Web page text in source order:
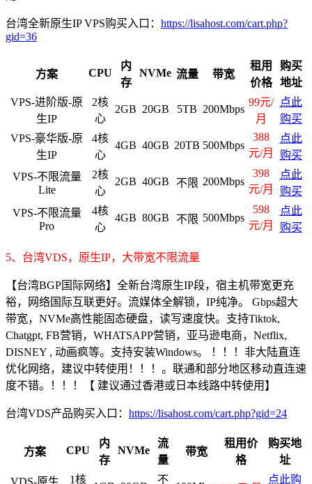
台湾全新原生IP VPS购买入口： https://lisahost.com/cart.php?
gid=36
方案 CPU
内
存
NVMe 流量 带宽
租用
价格
购买
地址
VPS-进阶版-原
生IP
2核
心
2GB 20GB 5TB 200Mbps
99元/
月
点此
购买
VPS-豪华版-原
生IP
4核
心
4GB 40GB 20TB 500Mbps
388
元/月
点此
购买
VPS-不限流量
Lite
2核
心
2GB 40GB 不限 200Mbps
398
元/月
点此
购买
VPS-不限流量
Pro
4核
心
4GB 80GB 不限 500Mbps
598
元/月
点此
购买
5、台湾VDS，原生IP，大带宽不限流量
【台湾BGP国际网络】全新台湾原生IP段，宿主机带宽更充
裕，网络国际互联更好。流媒体全解锁，IP纯净。 Gbps超大
带宽，NVMe高性能固态硬盘，读写速度快。支持Tiktok,
Chatgpt, FB营销，WHATSAPP营销，亚马逊电商，Netflix,
DISNEY , 动画疯等。支持安装Windows。 ！！！非大陆直连
优化网络，建议中转使用！！！。联通和部分地区移动直连速
度不错。！！！【 建议通过香港或日本线路中转使用】
台湾VDS产品购买入口： https://lisahost.com/cart.php?gid=24
方案 CPU
内
存
NVMe
流
量
带宽
租用价
格
购买地
址
VDS-原生
1核
不
点此购